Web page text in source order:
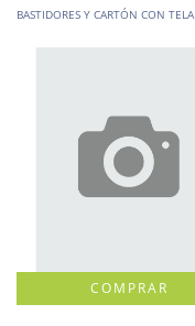
BASTIDORES Y CARTÓN CON TELA